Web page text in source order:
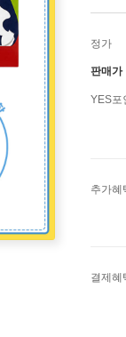
정가
판매가
YES포
추가혜
결제혜